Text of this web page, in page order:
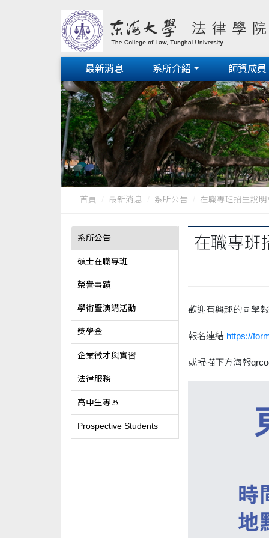
最新消息 系所介紹 師資成員
首頁 最新消息 系所公告 在職專班招生說明
系所公告
碩士在職專班
榮譽事蹟
學術暨演講活動
獎學金
企業徵才與實習
法律服務
高中生專區
Prospective Students
在職專班
歡迎有興趣的同學
報名連結 https://
或掃描下方海報